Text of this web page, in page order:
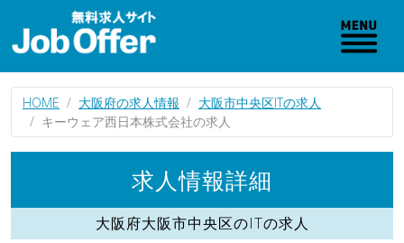
HOME 大阪府の求人情報
大阪市中央区ITの求人
キーウェア西日本株式会社の求人
求人情報詳細
大阪府大阪市中央区のITの求人